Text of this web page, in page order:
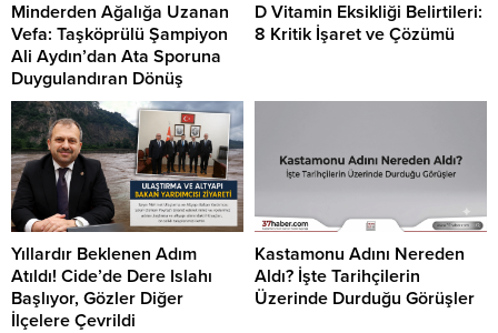
Minderden Ağalığa Uzanan
Vefa: Taşköprülü Şampiyon
Ali Aydın’dan Ata Sporuna
Duygulandıran Dönüş
D Vitamin Eksikliği Belirtileri:
8 Kritik İşaret ve Çözümü
Yıllardır Beklenen Adım
Atıldı! Cide’de Dere Islahı
Başlıyor, Gözler Diğer
İlçelere Çevrildi
Kastamonu Adını Nereden
Aldı? İşte Tarihçilerin
Üzerinde Durduğu Görüşler